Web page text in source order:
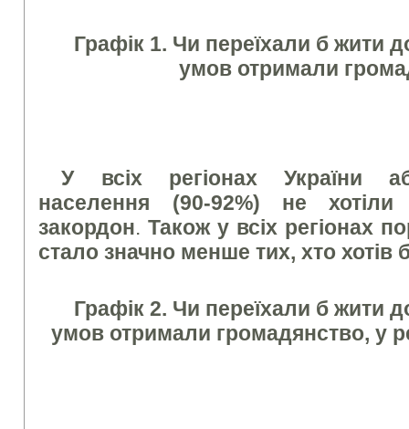
Графік 1. Чи переїхали б жити
умов отримали
У всіх регіонах України
населення (90-92%) не
закордон.Також у всіх регіонах
стало значно менше тих, хто хотів
Графік 2. Чи переїхали б жити
умов отримали громадянство, у